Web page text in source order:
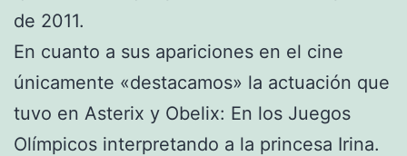
de 2011.
En cuanto a sus apariciones en el cine
únicamente «destacamos» la actuación que
tuvo en Asterix y Obelix: En los Juegos
Olímpicos interpretando a la princesa Irina.